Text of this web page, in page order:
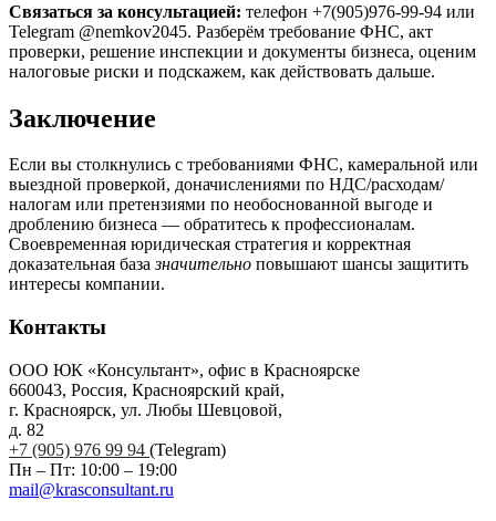
Связаться за консультацией: телефон +7(905)976-99-94 или
Telegram @nemkov2045. Разберём требование ФНС, акт
проверки, решение инспекции и документы бизнеса, оценим
налоговые риски и подскажем, как действовать дальше.
Заключение
Если вы столкнулись с требованиями ФНС, камеральной или
выездной проверкой, доначислениями по НДС/расходам/
налогам или претензиями по необоснованной выгоде и
дроблению бизнеса — обратитесь к профессионалам.
Своевременная юридическая стратегия и корректная
доказательная базазначительно повышают шансы защитить
интересы компании.
Контакты
ООО ЮК «Консультант», офис в Красноярске
660043, Россия, Красноярский край,
г. Красноярск, ул. Любы Шевцовой,
д. 82
+7 (905) 976 99 94 (Telegram)
Пн – Пт: 10:00 – 19:00
mail@krasconsultant.ru